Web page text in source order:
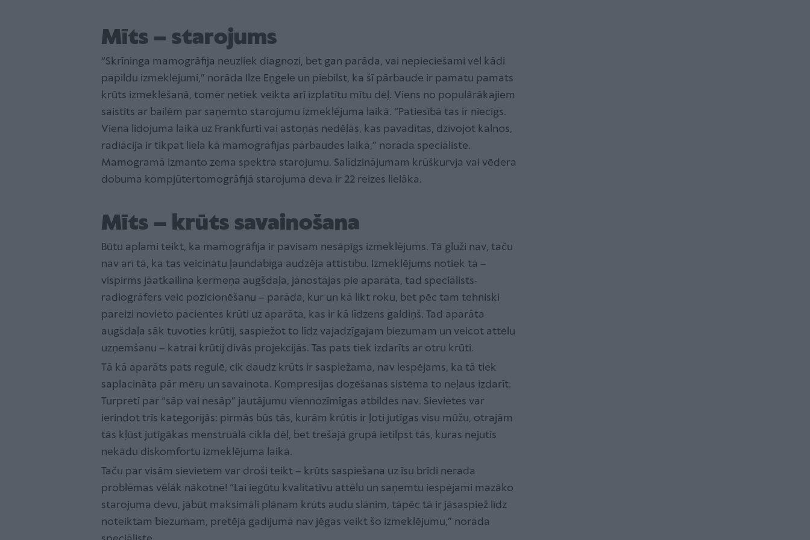
Mīts – starojums
“Skrīninga mamogrāfija neuzliek diagnozi, bet gan parāda, vai nepieciešami vēl kādi
papildu izmeklējumi,” norāda Ilze Eņģele un piebilst, ka šī pārbaude ir pamatu pamats
krūts izmeklēšanā, tomēr netiek veikta arī izplatītu mītu dēļ. Viens no populārākajiem
saistīts ar bailēm par saņemto starojumu izmeklējuma laikā. “Patiesībā tas ir niecīgs.
Viena lidojuma laikā uz Frankfurti vai astoņās nedēļās, kas pavadītas, dzīvojot kalnos,
radiācija ir tikpat liela kā mamogrāfijas pārbaudes laikā,” norāda speciāliste.
Mamogramā izmanto zema spektra starojumu. Salīdzinājumam krūškurvja vai vēdera
dobuma kompjūtertomogrāfijā starojuma deva ir 22 reizes lielāka.
Mīts – krūts savainošana
Būtu aplami teikt, ka mamogrāfija ir pavisam nesāpīgs izmeklējums. Tā gluži nav, taču
nav arī tā, ka tas veicinātu ļaundabīga audzēja attīstību. Izmeklējums notiek tā –
vispirms jāatkailina ķermeņa augšdaļa, jānostājas pie aparāta, tad speciālists-
radiogrāfers veic pozicionēšanu – parāda, kur un kā likt roku, bet pēc tam tehniski
pareizi novieto pacientes krūti uz aparāta, kas ir kā līdzens galdiņš. Tad aparāta
augšdaļa sāk tuvoties krūtij, saspiežot to līdz vajadzīgajam biezumam un veicot attēlu
uzņemšanu – katrai krūtij divās projekcijās. Tas pats tiek izdarīts ar otru krūti.
Tā kā aparāts pats regulē, cik daudz krūts ir saspiežama, nav iespējams, ka tā tiek
saplacināta pār mēru un savainota. Kompresijas dozēšanas sistēma to neļaus izdarīt.
Turpretī par “sāp vai nesāp” jautājumu viennozīmīgas atbildes nav. Sievietes var
ierindot trīs kategorijās: pirmās būs tās, kurām krūtis ir ļoti jutīgas visu mūžu, otrajām
tās kļūst jutīgākas menstruālā cikla dēļ, bet trešajā grupā ietilpst tās, kuras nejutīs
nekādu diskomfortu izmeklējuma laikā.
Taču par visām sievietēm var droši teikt – krūts saspiešana uz īsu brīdi nerada
problēmas vēlāk nākotnē! “Lai iegūtu kvalitatīvu attēlu un saņemtu iespējami mazāko
starojuma devu, jābūt maksimāli plānam krūts audu slānim, tāpēc tā ir jāsaspiež līdz
noteiktam biezumam, pretējā gadījumā nav jēgas veikt šo izmeklējumu,” norāda